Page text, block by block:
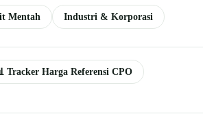
Mentah Industri & Korporasi
Tracker Harga Referensi CPO